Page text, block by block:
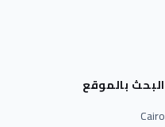
البحث بالموقع
Cairo